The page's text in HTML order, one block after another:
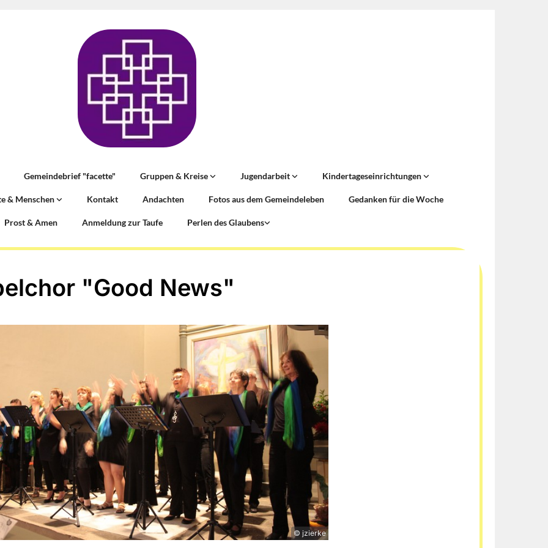
Gemeindebrief "facette" Gruppen & Kreise Jugendarbeit Kindertageseinrichtungen
& Menschen Kontakt Andachten Fotos aus dem Gemeindeleben Gedanken für die Woche
Prost & Amen Anmeldung zur Taufe Perlen des Glaubens
"Good News"
© jzierke